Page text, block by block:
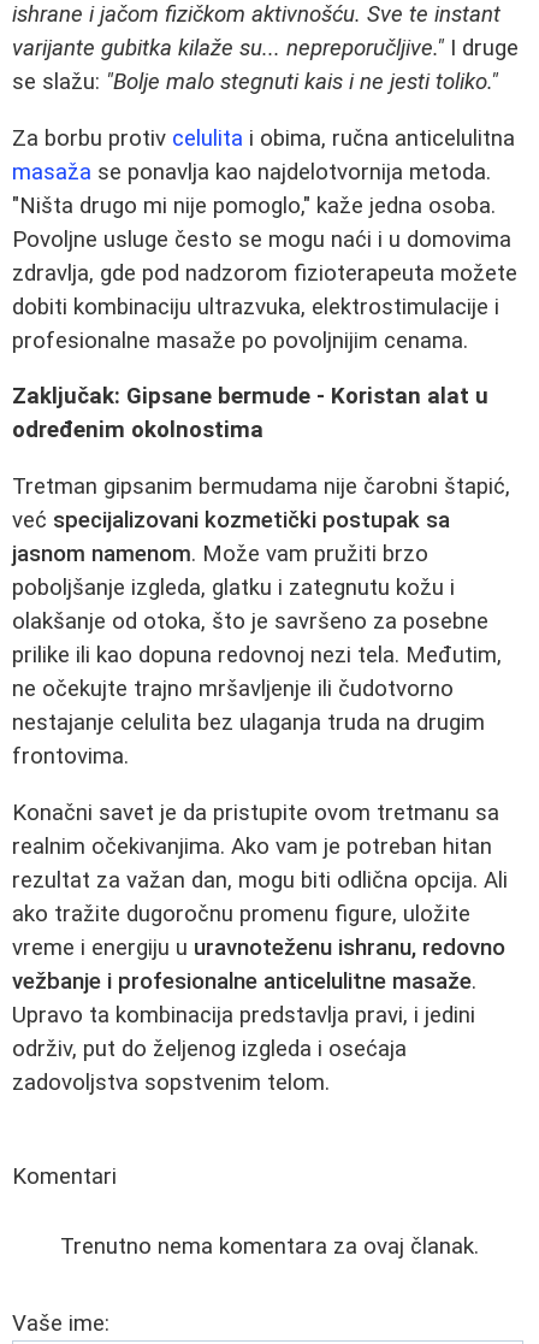
ishrane i jačom fizičkom aktivnošću. Sve te instant
varijante gubitka kilaže su... nepreporučljive." I druge
se slažu: "Bolje malo stegnuti kais i ne jesti toliko."
Za borbu protiv celulita i obima, ručna anticelulitna
masaža se ponavlja kao najdelotvornija metoda.
"Ništa drugo mi nije pomoglo," kaže jedna osoba.
Povoljne usluge često se mogu naći i u domovima
zdravlja, gde pod nadzorom fizioterapeuta možete
dobiti kombinaciju ultrazvuka, elektrostimulacije i
profesionalne masaže po povoljnijim cenama.
Zaključak: Gipsane bermude - Koristan alat u
određenim okolnostima
Tretman gipsanim bermudama nije čarobni štapić,
već specijalizovani kozmetički postupak sa
jasnom namenom. Može vam pružiti brzo
poboljšanje izgleda, glatku i zategnutu kožu i
olakšanje od otoka, što je savršeno za posebne
prilike ili kao dopuna redovnoj nezi tela. Međutim,
ne očekujte trajno mršavljenje ili čudotvorno
nestajanje celulita bez ulaganja truda na drugim
frontovima.
Konačni savet je da pristupite ovom tretmanu sa
realnim očekivanjima. Ako vam je potreban hitan
rezultat za važan dan, mogu biti odlična opcija. Ali
ako tražite dugoročnu promenu figure, uložite
vreme i energiju u uravnoteženu ishranu, redovno
vežbanje i profesionalne anticelulitne masaže.
Upravo ta kombinacija predstavlja pravi, i jedini
održiv, put do željenog izgleda i osećaja
zadovoljstva sopstvenim telom.
Komentari
Trenutno nema komentara za ovaj članak.
Vaše ime: